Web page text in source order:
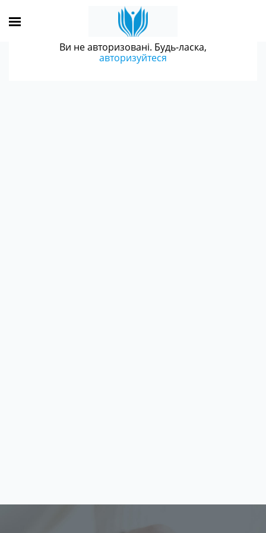
Ви не авторизовані. Будь-ласка,
авторизуйтеся